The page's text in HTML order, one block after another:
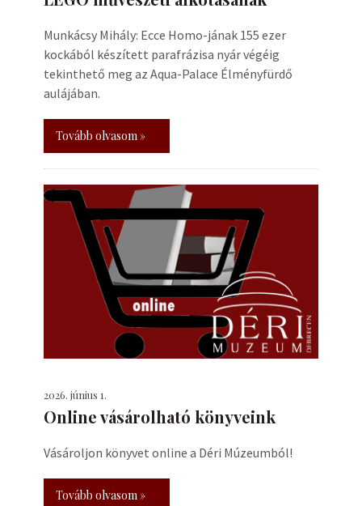
Munkácsy Mihály: Ecce Homo-jának 155 ezer
kockából készített parafrázisa nyár végéig
tekinthető meg az Aqua-Palace Élményfürdő
aulájában.
Tovább olvasom »
2026. június 1.
Online vásárolható könyveink
Vásároljon könyvet online a Déri Múzeumból!
Tovább olvasom »